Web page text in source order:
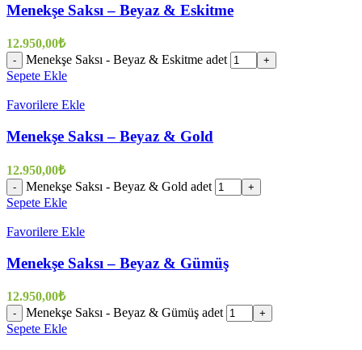
Menekşe Saksı – Beyaz & Eskitme
12.950,00₺
- Menekşe Saksı - Beyaz & Eskitme adet +
Sepete Ekle
Favorilere Ekle
Menekşe Saksı – Beyaz & Gold
12.950,00₺
- Menekşe Saksı - Beyaz & Gold adet +
Sepete Ekle
Favorilere Ekle
Menekşe Saksı – Beyaz & Gümüş
12.950,00₺
- Menekşe Saksı - Beyaz & Gümüş adet +
Sepete Ekle